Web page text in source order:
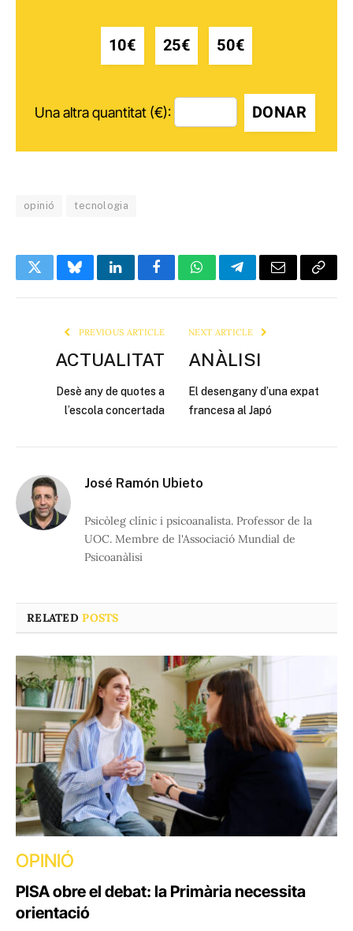
10€ 25€ 50€
Una altra quantitat (€): DONAR
opinió tecnologia
TwitterBlueskyLinkedInFacebookWhatsAppTelegramEmail Copy
PREVIOUS ARTICLE
ACTUALITAT
Desè any de quotes a
l’escola concertada
NEXT ARTICLE
ANÀLISI
El desengany d’una expat
francesa al Japó
José Ramón Ubieto
Psicòleg clínic i psicoanalista. Professor de la
UOC. Membre de l'Associació Mundial de
Psicoanàlisi
RELATEDPOSTS
OPINIÓ
PISA obre el debat: la Primària necessita
orientació